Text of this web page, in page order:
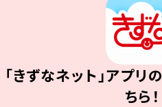
「きずなネット」アプリの
ちら！